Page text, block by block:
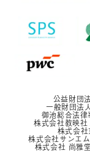
公益財団
一般財団法
御池総合法律
株式会社教映社
株式会
株式会社サンエ
株式会社 尚雅堂